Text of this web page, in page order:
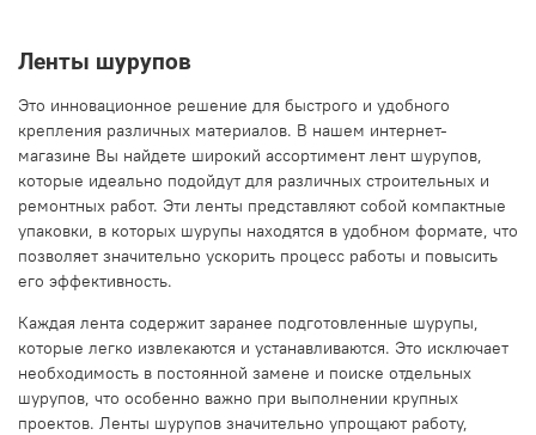
Ленты шурупов
Это инновационное решение для быстрого и удобного
крепления различных материалов. В нашем интернет-
магазине Вы найдете широкий ассортимент лент шурупов,
которые идеально подойдут для различных строительных и
ремонтных работ. Эти ленты представляют собой компактные
упаковки, в которых шурупы находятся в удобном формате, что
позволяет значительно ускорить процесс работы и повысить
его эффективность.
Каждая лента содержит заранее подготовленные шурупы,
которые легко извлекаются и устанавливаются. Это исключает
необходимость в постоянной замене и поиске отдельных
шурупов, что особенно важно при выполнении крупных
проектов. Ленты шурупов значительно упрощают работу,